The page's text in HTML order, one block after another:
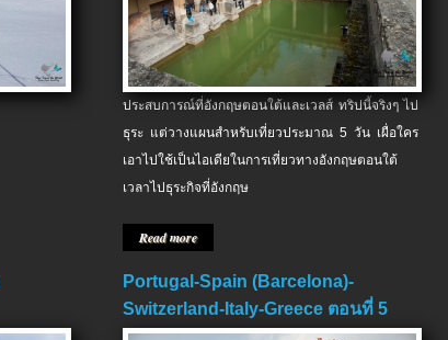
ประสบการณ์ที่อังกฤษตอนใต้และเวลส์ ทริปนี้จริงๆ ไป
ธุระ แต่วางแผนสำหรับเที่ยวประมาณ 5 วัน เผื่อใคร
เอาไปใช้เป็นไอเดียในการเที่ยวทางอังกฤษตอนใต้
เวลาไปธุระกิจที่อังกฤษ
Read more
Portugal-Spain (Barcelona)-
Switzerland-Italy-Greece ตอนที่ 5